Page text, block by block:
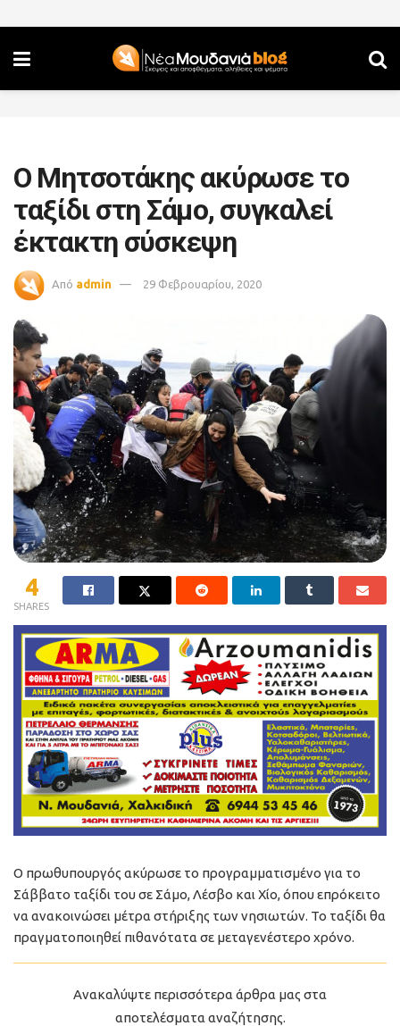
Ο Μητσοτάκης ακύρωσε το
ταξίδι στη Σάμο, συγκαλεί
έκτακτη σύσκεψη
Από admin 29 Φεβρουαρίου, 2020
4
SHARES
Ο πρωθυπουργός ακύρωσε το προγραμματισμένο για το
Σάββατο ταξίδι του σε Σάμο, Λέσβο και Χίο, όπου επρόκειτο
να ανακοινώσει μέτρα στήριξης των νησιωτών. Το ταξίδι θα
πραγματοποιηθεί πιθανότατα σε μεταγενέστερο χρόνο.
Ανακαλύψτε περισσότερα άρθρα μας στα
αποτελέσματα αναζήτησης.